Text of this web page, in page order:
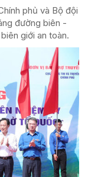
phủ và Bộ đội
đường biên -
giới an toàn.